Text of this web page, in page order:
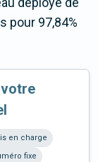
pour 97,84%
en charge
fixe